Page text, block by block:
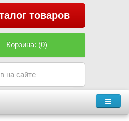
товаров
Корзина: (0)